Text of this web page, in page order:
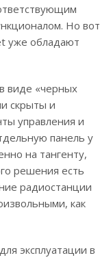
Но вот
уже обладают
виде «черных
скрыты и
управления и
панель у
на тангенту,
решения есть
радиостанции
как
эксплуатации в